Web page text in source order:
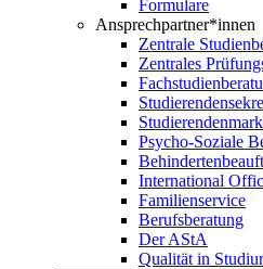
Formulare
Ansprechpartner*innen
Zentrale
Zentrales
Psycho-Soziale
International
Familienservice
Berufsberatung
Der AStA
Qualität in